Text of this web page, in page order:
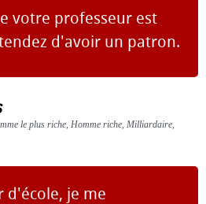
votre professeur est
d'avoir un patron.
le plus riche, Homme riche, Milliardaire,
d'école, je me